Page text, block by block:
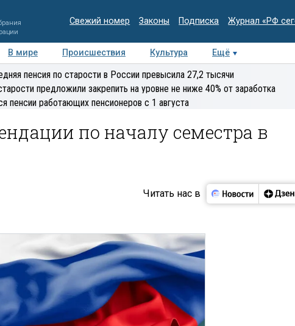
Свежий номер Законы Подписка Журнал «РФ
В мире Происшествия Культура Ещё
Медиацентр Интервью Колумнисты
пенсия по старости в России превысила 27,2 тысячи
предложили закрепить на уровне не ниже 40% от заработка
пенсии работающих пенсионеров с 1 августа
по началу семестра в
Читать нас в